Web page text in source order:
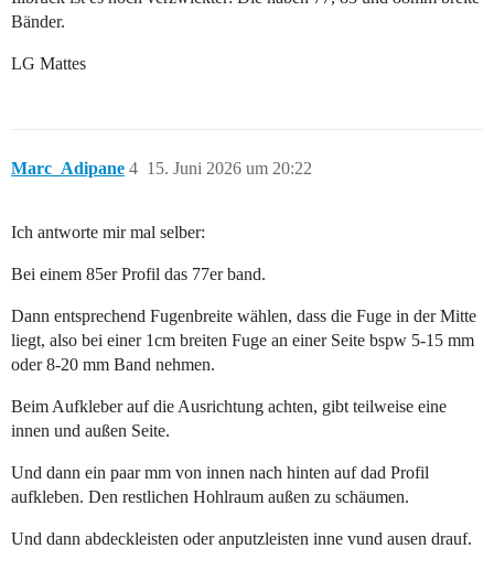
Bänder.
LG Mattes
Marc_Adipane 15. Juni 2026 um 20:22
4
Ich antworte mir mal selber:
Bei einem 85er Profil das 77er band.
Dann entsprechend Fugenbreite wählen, dass die Fuge in der Mitte
liegt, also bei einer 1cm breiten Fuge an einer Seite bspw 5-15 mm
oder 8-20 mm Band nehmen.
Beim Aufkleber auf die Ausrichtung achten, gibt teilweise eine
innen und außen Seite.
Und dann ein paar mm von innen nach hinten auf dad Profil
aufkleben. Den restlichen Hohlraum außen zu schäumen.
Und dann abdeckleisten oder anputzleisten inne vund ausen drauf.